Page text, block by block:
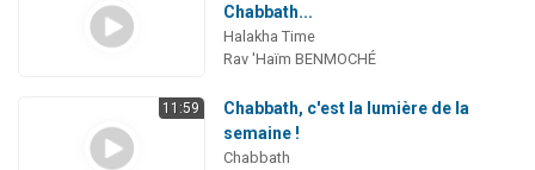
Chabbath...
Halakha Time
Rav 'Haïm BENMOCHÉ
11:59
Chabbath, c'est la lumière de la
semaine !
Chabbath